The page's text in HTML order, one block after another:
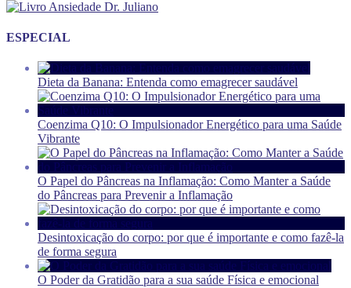
ESPECIAL
Dieta da Banana: Entenda como emagrecer saudável
Coenzima Q10: O Impulsionador Energético para uma Saúde
Vibrante
O Papel do Pâncreas na Inflamação: Como Manter a Saúde
do Pâncreas para Prevenir a Inflamação
Desintoxicação do corpo: por que é importante e como fazê-la
de forma segura
O Poder da Gratidão para a sua saúde Física e emocional